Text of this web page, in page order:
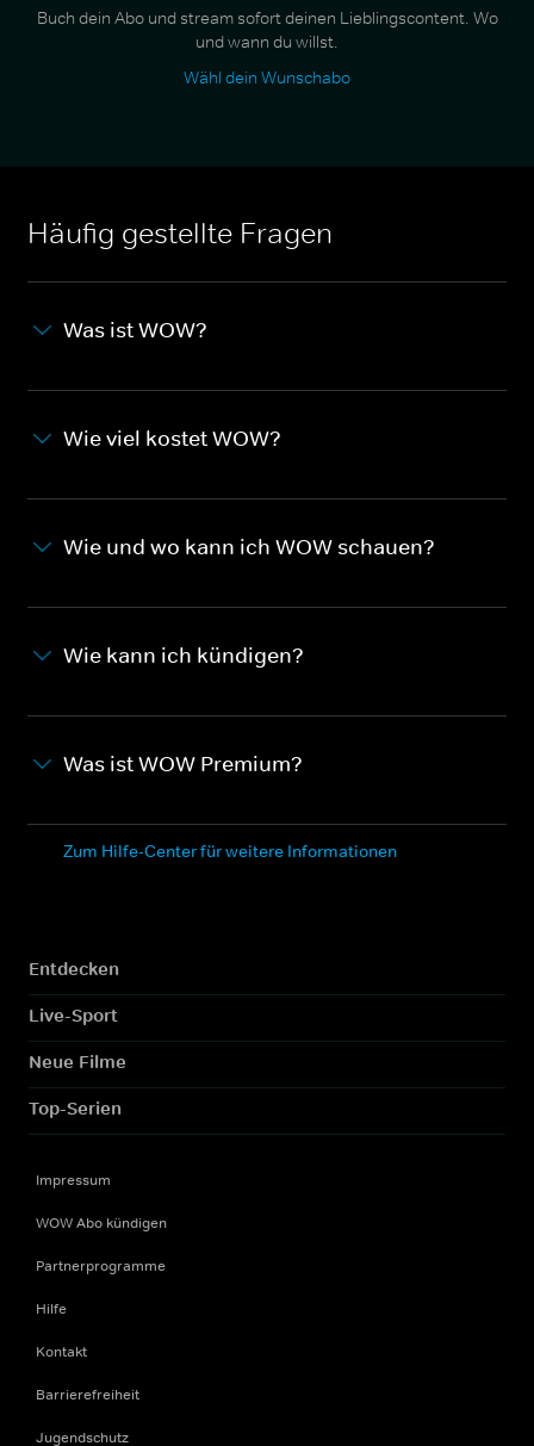
Buch dein Abo und stream sofort deinen Lieblingscontent. Wo
und wann du willst.
Wähl dein Wunschabo
Häufig gestellte Fragen
Was ist WOW?
Wie viel kostet WOW?
Wie und wo kann ich WOW schauen?
Wie kann ich kündigen?
Was ist WOW Premium?
Zum Hilfe-Center für weitere Informationen
Entdecken
Live-Sport
Neue Filme
Top-Serien
Impressum
WOW Abo kündigen
Partnerprogramme
Hilfe
Kontakt
Barrierefreiheit
Jugendschutz